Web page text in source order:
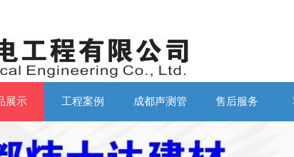
展示 工程案例 成都声测管 售后服务